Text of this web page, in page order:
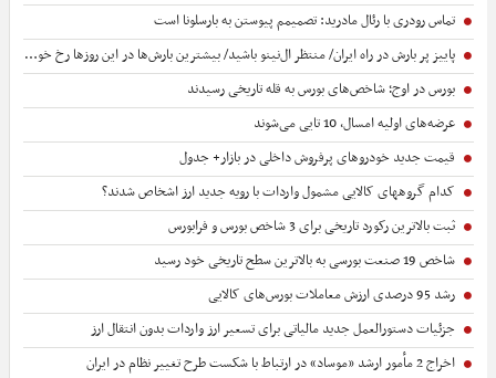
تماس رودری با رئال مادرید: تصمیمم پیوستن به بارسلونا است
پاییز پر بارش در راه ایران/ منتظر ال‌نینو باشید/ بیشترین بارش‌ها در این روزها رخ خواهد داد
بورس در اوج؛ شاخص‌های بورس به قله تاریخی رسیدند
عرضه‌های اولیه امسال، 10 تایی می‌شوند
قیمت جدید خودروهای پرفروش داخلی در بازار+ جدول
کدام گروههای کالایی مشمول واردات با رویه جدید ارز اشخاص شدند؟
ثبت بالاترین رکورد تاریخی برای 3 شاخص بورس و فرابورس
شاخص 19 صنعت بورسی به بالاترین سطح تاریخی خود رسید
رشد 95 درصدی ارزش معاملات بورس‌های کالایی
جزئیات دستورالعمل جدید مالیاتی برای تسعیر ارز واردات بدون انتقال ارز
اخراج 2 مأمور ارشد «موساد» در ارتباط با شکست طرح تغییر نظام در ایران